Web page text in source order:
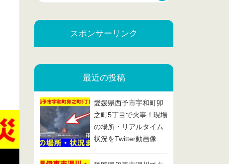
スポンサーリンク
最近の投稿
愛媛県西予市宇和町卯
之町5丁目で火事！現場
の場所・リアルタイム
状況をTwitter動画像